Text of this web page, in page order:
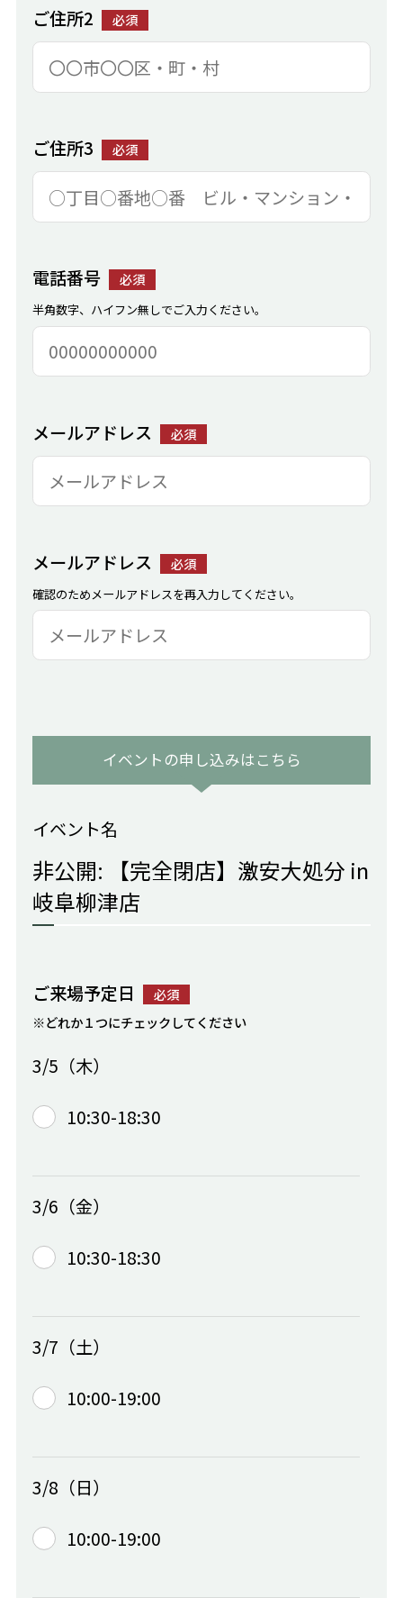
ご住所2 必須
ご住所3 必須
電話番号 必須
半角数字、ハイフン無しでご入力ください。
メールアドレス 必須
メールアドレス 必須
確認のためメールアドレスを再入力してください。
イベントの申し込みはこちら
イベント名
非公開: 【完全閉店】激安大処分 in
岐阜柳津店
ご来場予定日
必須
※どれか１つにチェックしてください
3/5（木）
10:30-18:30
3/6（金）
10:30-18:30
3/7（土）
10:00-19:00
3/8（日）
10:00-19:00